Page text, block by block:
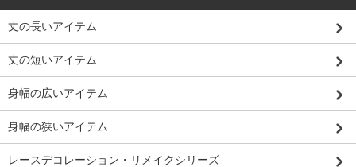
丈の長いアイテム
丈の短いアイテム
身幅の広いアイテム
身幅の狭いアイテム
レースデコレーション・リメイクシリーズ